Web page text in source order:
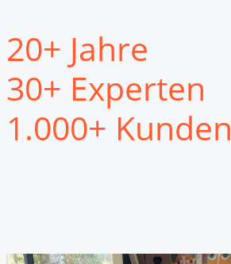
20+ Jahre
30+ Experten
1.000+ Kunden